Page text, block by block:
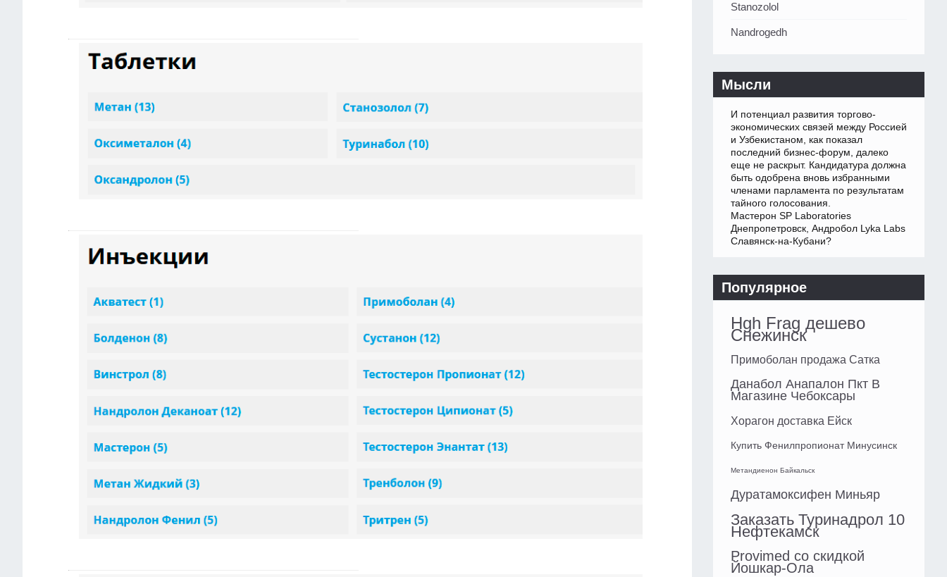
Stanozolol
Nandrogedh
Мысли
И потенциал развития торгово-
экономических связей между Россией
и Узбекистаном, как показал
последний бизнес-форум, далеко
еще не раскрыт. Кандидатура должна
быть одобрена вновь избранными
членами парламента по результатам
тайного голосования.
Мастерон SP Laboratories
Днепропетровск, Андробол Lyka Labs
Славянск-на-Кубани?
Популярное
Hgh Frag дешево
Снежинск
Примоболан продажа Сатка
Данабол Анапалон Пкт В
Магазине Чебоксары
Хорагон доставка Ейск
Купить Фенилпропионат Минусинск
Метандиенон Байкальск
Дуратамоксифен Миньяр
Заказать Туринадрол 10
Нефтекамск
Provimed со скидкой
Йошкар-Ола